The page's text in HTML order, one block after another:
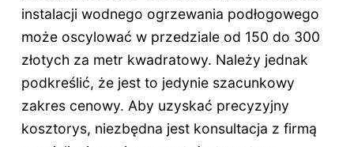
instalacji wodnego ogrzewania podłogowego
może oscylować w przedziale od 150 do 300
złotych za metr kwadratowy. Należy jednak
podkreślić, że jest to jedynie szacunkowy
zakres cenowy. Aby uzyskać precyzyjny
kosztorys, niezbędna jest konsultacja z firmą